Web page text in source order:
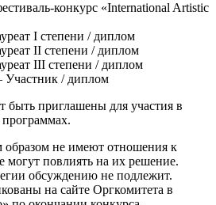
конкурс «International Artistic
I степени / диплом
II степени / диплом
III степени / диплом
Участник / диплом
быть приглашены для участия в
не имеют отношения к
могут повлиять на их решение.
обсуждению не подлежит.
на сайте Оргкомитета в